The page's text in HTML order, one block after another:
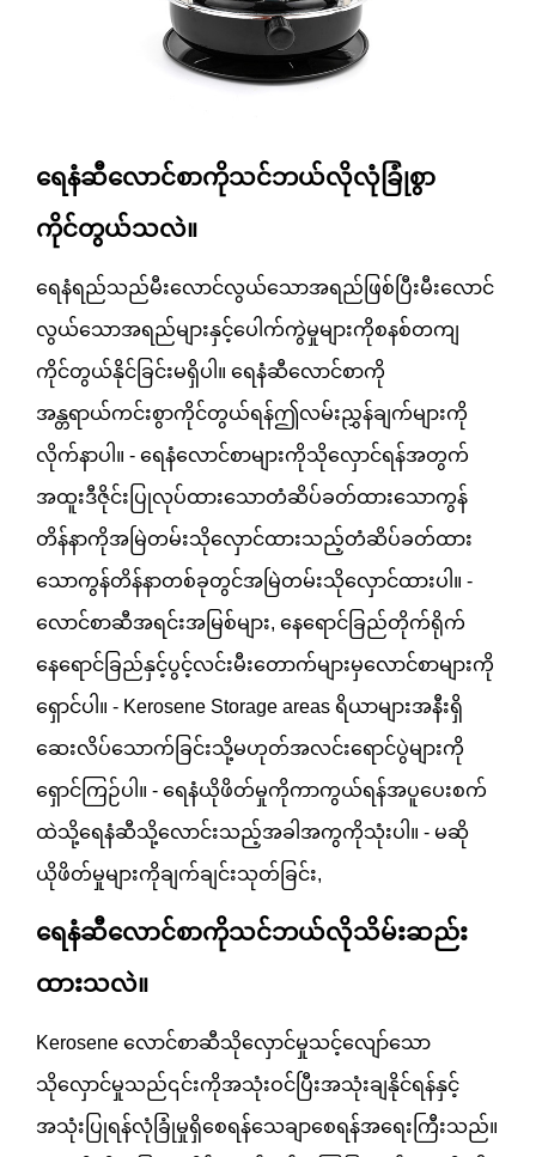
ရေနံဆီလောင်စာကိုသင်ဘယ်လိုလုံခြုံစွာ
ကိုင်တွယ်သလဲ။
ရေနံရည်သည်မီးလောင်လွယ်သောအရည်ဖြစ်ပြီးမီးလောင်
လွယ်သောအရည်များနှင့်ပေါက်ကွဲမှုများကိုစနစ်တကျ
ကိုင်တွယ်နိုင်ခြင်းမရှိပါ။ ရေနံဆီလောင်စာကို
အန္တရာယ်ကင်းစွာကိုင်တွယ်ရန်ဤလမ်းညွှန်ချက်များကို
လိုက်နာပါ။ - ရေနံလောင်စာများကိုသိုလှောင်ရန်အတွက်
အထူးဒီဇိုင်းပြုလုပ်ထားသောတံဆိပ်ခတ်ထားသောကွန်
တိန်နာကိုအမြဲတမ်းသိုလှောင်ထားသည့်တံဆိပ်ခတ်ထား
သောကွန်တိန်နာတစ်ခုတွင်အမြဲတမ်းသိုလှောင်ထားပါ။ -
လောင်စာဆီအရင်းအမြစ်များ, နေရောင်ခြည်တိုက်ရိုက်
နေရောင်ခြည်နှင့်ပွင့်လင်းမီးတောက်များမှလောင်စာများကို
ရှောင်ပါ။ - Kerosene Storage areas ရိယာများအနီးရှိ
ဆေးလိပ်သောက်ခြင်းသို့မဟုတ်အလင်းရောင်ပွဲများကို
ရှောင်ကြဉ်ပါ။ - ရေနံယိုဖိတ်မှုကိုကာကွယ်ရန်အပူပေးစက်
ထဲသို့ရေနံဆီသို့လောင်းသည့်အခါအကွကိုသုံးပါ။ - မဆို
ယိုဖိတ်မှုများကိုချက်ချင်းသုတ်ခြင်း,
ရေနံဆီလောင်စာကိုသင်ဘယ်လိုသိမ်းဆည်း
ထားသလဲ။
Kerosene လောင်စာဆီသိုလှောင်မှုသင့်လျော်သော
သိုလှောင်မှုသည်၎င်းကိုအသုံးဝင်ပြီးအသုံးချနိုင်ရန်နှင့်
အသုံးပြုရန်လုံခြုံမှုရှိစေရန်သေချာစေရန်အရေးကြီးသည်။